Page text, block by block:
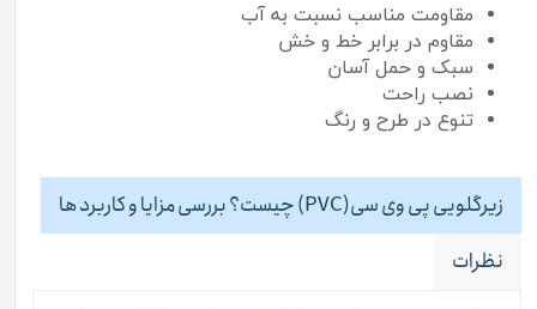
مقاومت مناسب نسبت به آب
مقاوم در برابر خط و خش
سبک و حمل آسان
نصب راحت
تنوع در طرح و رنگ
زیرگلویی پی وی سی(PVC) چیست؟ بررسی مزایا و کاربرد ها
نظرات